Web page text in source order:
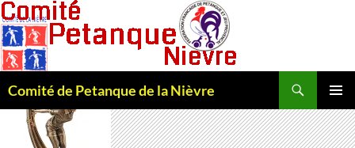
Comité de Petanque de la Nièvre
MENU
CONTENU